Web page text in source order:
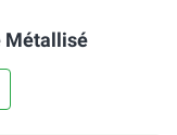
Métallisé